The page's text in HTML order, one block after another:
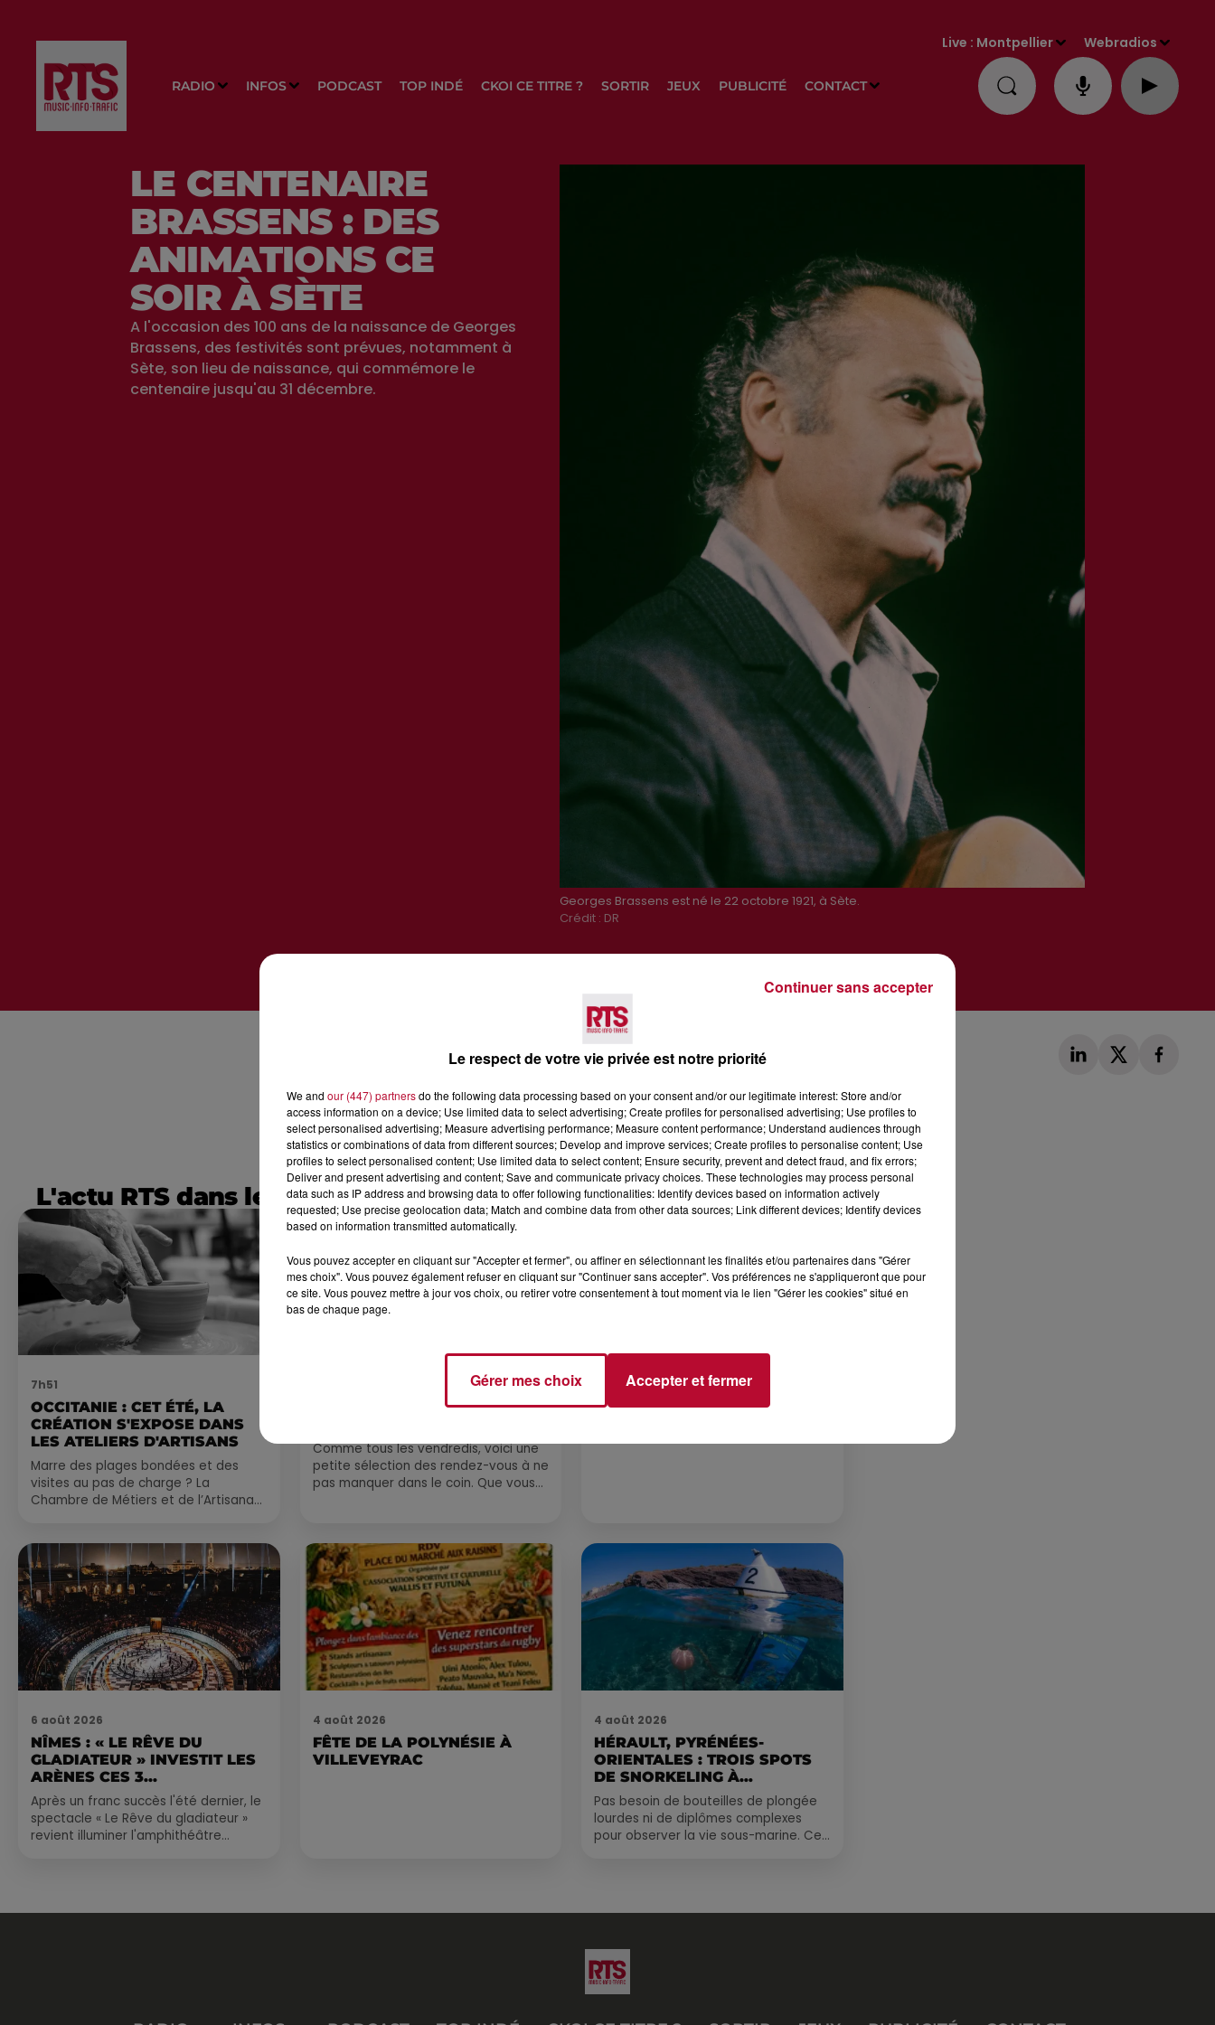
RADIO INFOS PODCAST TOP INDÉ CKOI CE TITRE ? SORTIR JEUX PUBLICITÉ CONTACT
Live : Montpellier Webradios
Georges Brassens est né le 22 octobre 1921, à Sète.
Crédit : DR
LE CENTENAIRE
BRASSENS : DES
ANIMATIONS CE
SOIR À SÈTE
A l'occasion des 100 ans de la naissance de Georges
Brassens, des festivités sont prévues, notamment à
Sète, son lieu de naissance, qui commémore le
centenaire jusqu'au 31 décembre.
L'actu RTS dans le Sud Voir plus
7h51
OCCITANIE : CET ÉTÉ, LA
CRÉATION S'EXPOSE DANS
LES ATELIERS D'ARTISANS
Marre des plages bondées et des
visites au pas de charge ? La
Chambre de Métiers et de l’Artisanat
NOS IDÉES DE SORTIE POUR
Comme tous les vendredis, voici une
petite sélection des rendez-vous à ne
pas manquer dans le coin. Que vous
7 août 2026
DINER CONCERT À LA MJC DE
6 août 2026
NÎMES : « LE RÊVE DU
GLADIATEUR » INVESTIT LES
ARÈNES CES 3...
Après un franc succès l'été dernier, le
spectacle « Le Rêve du gladiateur »
revient illuminer l'amphithéâtre
4 août 2026
FÊTE DE LA POLYNÉSIE À
VILLEVEYRAC
4 août 2026
HÉRAULT, PYRÉNÉES-
ORIENTALES : TROIS SPOTS
DE SNORKELING À
EXPLORER...
Pas besoin de bouteilles de plongée
lourdes ni de diplômes complexes
pour observer la vie sous-marine. Cet
Le respect de votre vie privée est notre priorité
We and our (447) partnersdo the following data processing based on your consent and/or our legitimate interest: Store and/or
access information on a device; Use limited data to select advertising; Create profiles for personalised advertising; Use profiles to
select personalised advertising; Measure advertising performance; Measure content performance; Understand audiences through
statistics or combinations of data from different sources; Develop and improve services; Create profiles to personalise content; Use
profiles to select personalised content; Use limited data to select content; Ensure security, prevent and detect fraud, and fix errors;
Deliver and present advertising and content; Save and communicate privacy choices. These technologies may process personal
data such as IP address and browsing data to offer following functionalities: Identify devices based on information actively
requested; Use precise geolocation data; Match and combine data from other data sources; Link different devices; Identify devices
based on information transmitted automatically.
Vous pouvez accepter en cliquant sur "Accepter et fermer", ou affiner en sélectionnant les finalités et/ou partenaires dans "Gérer
mes choix". Vous pouvez également refuser en cliquant sur "Continuer sans accepter". Vos préférences ne s'appliqueront que pour
ce site. Vous pouvez mettre à jour vos choix, ou retirer votre consentement à tout moment via le lien "Gérer les cookies" situé en
bas de chaque page.
Gérer mes choix Accepter et fermer
Continuer sans accepter